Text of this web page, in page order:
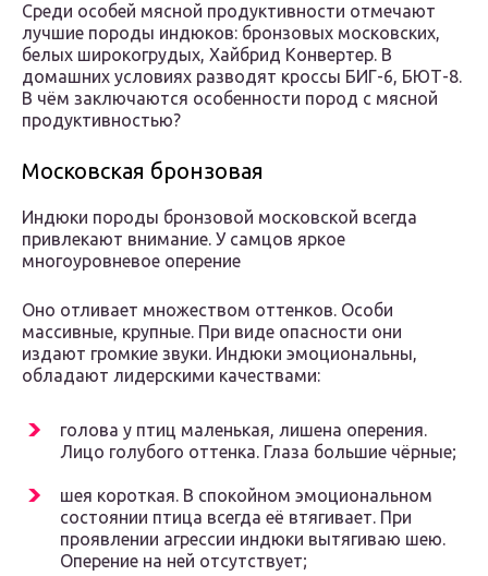
Среди особей мясной продуктивности отмечают
лучшие породы индюков: бронзовых московских,
белых широкогрудых, Хайбрид Конвертер. В
домашних условиях разводят кроссы БИГ-6, БЮТ-8.
В чём заключаются особенности пород с мясной
продуктивностью?
Московская бронзовая
Индюки породы бронзовой московской всегда
привлекают внимание. У самцов яркое
многоуровневое оперение
Оно отливает множеством оттенков. Особи
массивные, крупные. При виде опасности они
издают громкие звуки. Индюки эмоциональны,
обладают лидерскими качествами:
голова у птиц маленькая, лишена оперения.
Лицо голубого оттенка. Глаза большие чёрные;
шея короткая. В спокойном эмоциональном
состоянии птица всегда её втягивает. При
проявлении агрессии индюки вытягиваю шею.
Оперение на ней отсутствует;